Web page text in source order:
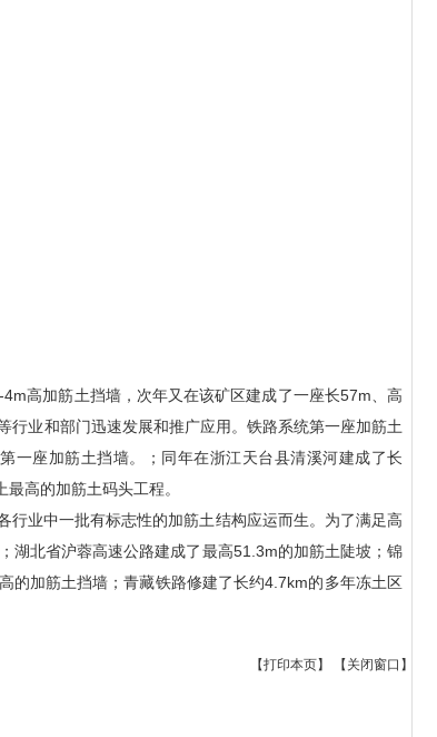
高加筋土挡墙，次年又在该矿区建成了一座长57m、高
业和部门迅速发展和推广应用。铁路系统第一座加筋土
一座加筋土挡墙。；同年在浙江天台县清溪河建成了长
高的加筋土码头工程。
业中一批有标志性的加筋土结构应运而生。为了满足高
湖北省沪蓉高速公路建成了最高51.3m的加筋土陡坡；锦
的加筋土挡墙；青藏铁路修建了长约4.7km的多年冻土区
【打印本页】 【 关闭窗口 】